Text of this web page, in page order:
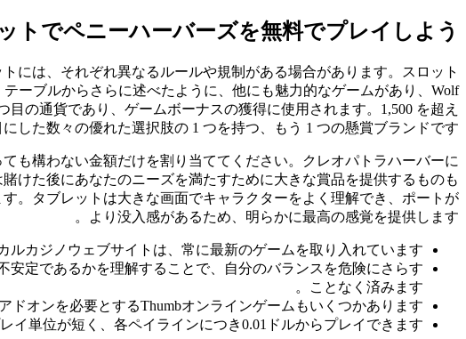
トでペニーハーバーズを無料でプレイしよう
には、それぞれ異なるルールや規制がある場合があります。スロット
ーブルからさらに述べたように、他にも魅力的なゲームがあり、Wolf
の通貨であり、ゲームボーナスの獲得に使用されます。1,500 を超え
た数々の優れた選択肢の 1 つを持つ、もう 1 つの懸賞ブランドです。
も構わない金額だけを割り当ててください。クレオパトラハーバーに
けた後にあなたのニーズを満たすために大きな賞品を提供するものも
。タブレットは大きな画面でキャラクターをよく理解でき、ポートが
より没入感があるため、明らかに最高の感覚を提供します。
ルカジノウェブサイトは、常に最新のゲームを取り入れています。
定であるかを理解することで、自分のバランスを危険にさらす
ことなく済みます。
オンを必要とするThumbオンラインゲームもいくつかあります。
イ単位が短く、各ペイラインにつき0.01ドルからプレイできます。